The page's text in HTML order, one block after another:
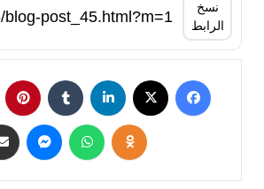
نسخ
الرابط